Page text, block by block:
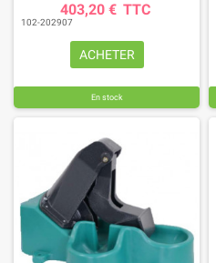
403,20 € TTC
102-202907
ACHETER
En stock